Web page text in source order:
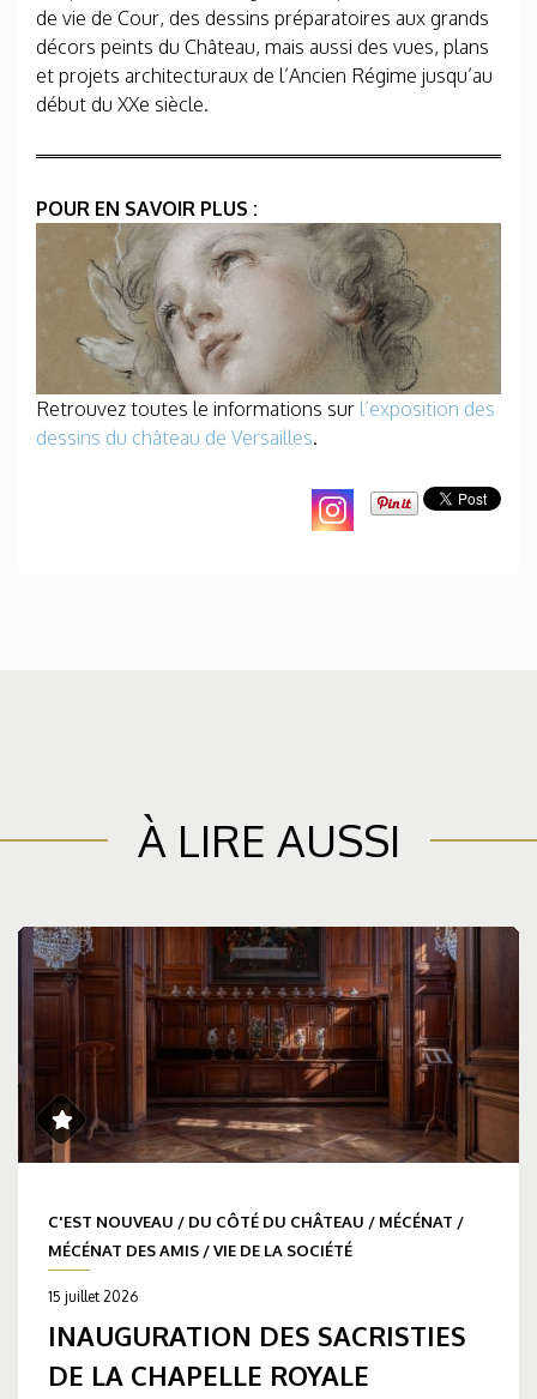
de vie de Cour, des dessins préparatoires aux grands
décors peints du Château, mais aussi des vues, plans
et projets architecturaux de l’Ancien Régime jusqu’au
début du XXe siècle.
POUR EN SAVOIR PLUS :
Retrouvez toutes le informations sur l’exposition des
dessins du château de Versailles.
À LIRE AUSSI
C'EST NOUVEAU / DU CÔTÉ DU CHÂTEAU / MÉCÉNAT /
MÉCÉNAT DES AMIS /VIE DE LA SOCIÉTÉ
15 juillet 2026
INAUGURATION DES SACRISTIES
DE LA CHAPELLE ROYALE